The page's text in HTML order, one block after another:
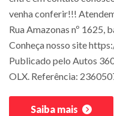
venha conferir!!!
Rua Amazonas nº 1625,
Conheça nosso site
Publicado pelo Autos
OLX. Referência:
Saiba mais